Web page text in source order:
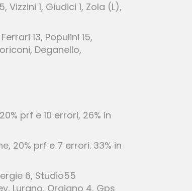
1, Giudici 1, Zola (L),
13, Populini 15,
Deganello,
prf e 10 errori, 26% in
20% prf e 7 errori. 33% in
6, Studio55
Lurano, Orgiano 4, Gps